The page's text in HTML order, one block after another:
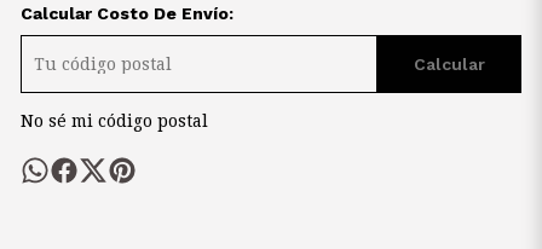
Calcular Costo De Envío:
Calcular
No sé mi código postal